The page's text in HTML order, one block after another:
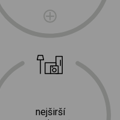
nejširší